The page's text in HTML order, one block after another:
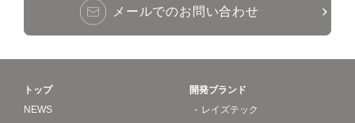
メールでのお問い合わせ
トップ
NEWS
開発ブランド
レイズテック